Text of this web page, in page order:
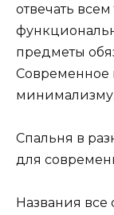
отвечать
предметы
Современное
минимализму.
Спальня в
для
Названия все